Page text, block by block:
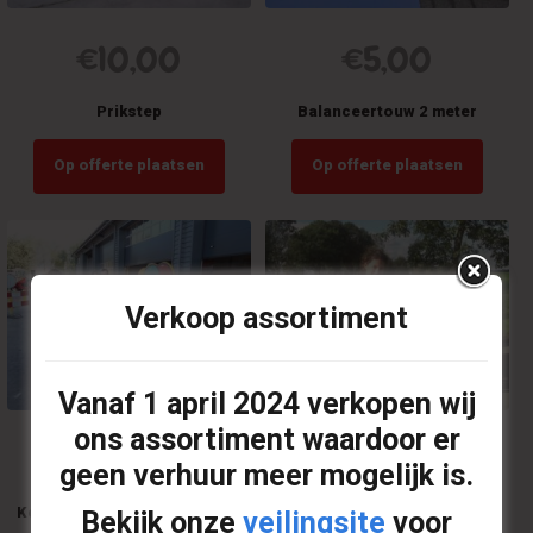
Prikstep
Op offerte plaatsen
Balanceertouw 2 meter
Op offerte plaatsen
€55,00
Kop van Jut kinderen 2 meter
€18,50–€21,00
Bananenfiets
Verkoop assortiment
Vanaf 1 april 2024verkopen wij
ons assortiment waardoor er
geen verhuur meer mogelijk is.
Bekijk onze veilingsite voor